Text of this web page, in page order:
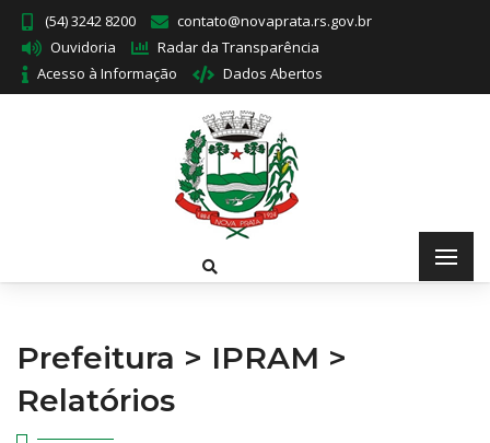
(54) 3242 8200
contato@novaprata.rs.gov.br
Ouvidoria
Radar da Transparência
Acesso à Informação
Dados Abertos
Prefeitura > IPRAM >
Relatórios